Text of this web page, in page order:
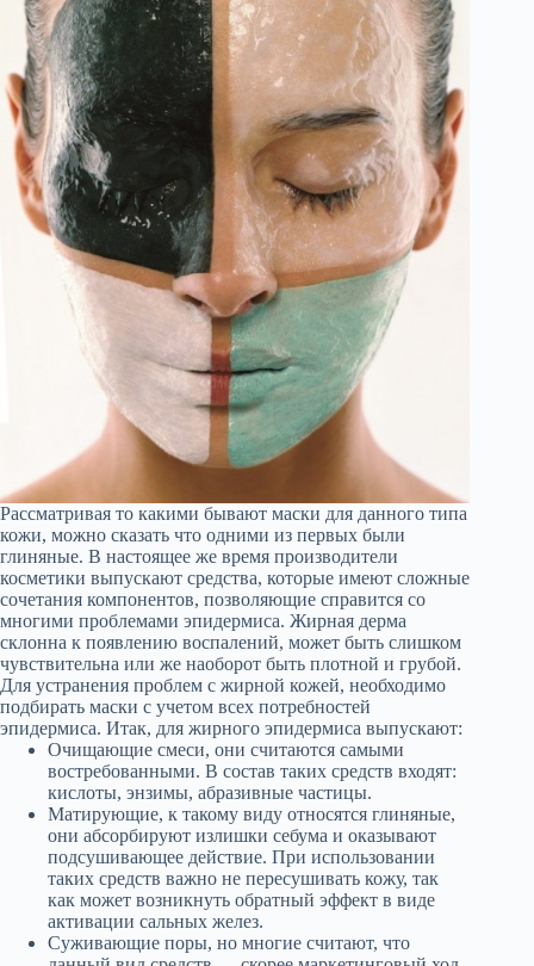
Рассматривая то какими бывают маски для данного типа
кожи, можно сказать что одними из первых были
глиняные. В настоящее же время производители
косметики выпускают средства, которые имеют сложные
сочетания компонентов, позволяющие справится со
многими проблемами эпидермиса. Жирная дерма
склонна к появлению воспалений, может быть слишком
чувствительна или же наоборот быть плотной и грубой.
Для устранения проблем с жирной кожей, необходимо
подбирать маски с учетом всех потребностей
эпидермиса. Итак, для жирного эпидермиса выпускают:
Очищающие смеси, они считаются самыми
востребованными. В состав таких средств входят:
кислоты, энзимы, абразивные частицы.
Матирующие, к такому виду относятся глиняные,
они абсорбируют излишки себума и оказывают
подсушивающее действие. При использовании
таких средств важно не пересушивать кожу, так
как может возникнуть обратный эффект в виде
активации сальных желез.
Суживающие поры, но многие считают, что